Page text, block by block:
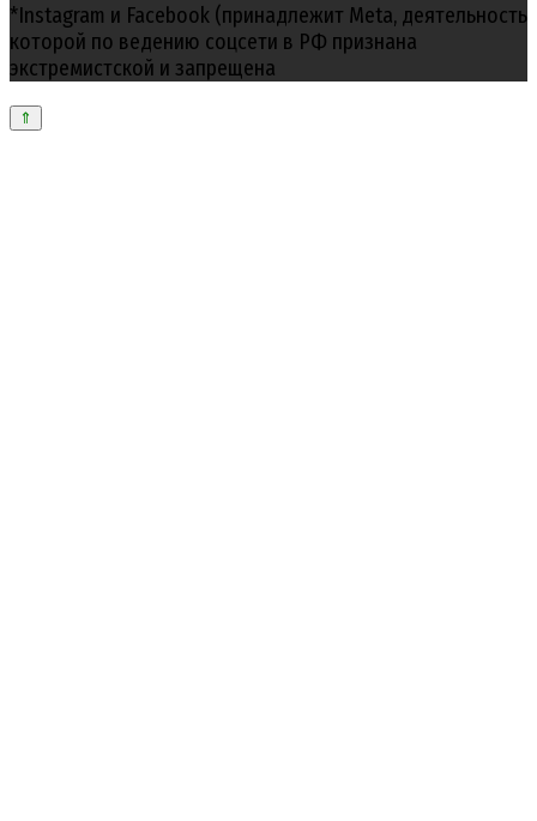
*Instagram и Facebook (принадлежит Meta, деятельность
которой по ведению соцсети в РФ признана
экстремистской и запрещена